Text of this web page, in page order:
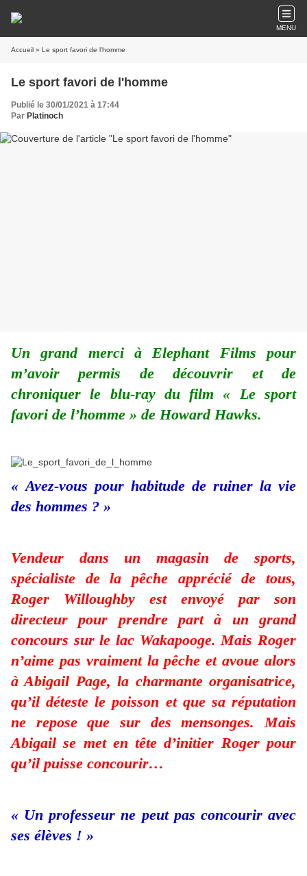
MENU
Accueil » Le sport favori de l'homme
Le sport favori de l'homme
Publié le 30/01/2021 à 17:44
Par Platinoch
Un grand merci à Elephant Films pour
m’avoir permis de découvrir et de
chroniquer le blu-ray du film « Le sport
favori de l’homme » de Howard Hawks.
« Avez-vous pour habitude de ruiner la vie
des hommes ? »
Vendeur dans un magasin de sports,
spécialiste de la pêche apprécié de tous,
Roger Willoughby est envoyé par son
directeur pour prendre part à un grand
concours sur le lac Wakapooge. Mais Roger
n’aime pas vraiment la pêche et avoue alors
à Abigail Page, la charmante organisatrice,
qu’il déteste le poisson et que sa réputation
ne repose que sur des mensonges. Mais
Abigail se met en tête d’initier Roger pour
qu’il puisse concourir…
« Un professeur ne peut pas concourir avec
ses élèves ! »